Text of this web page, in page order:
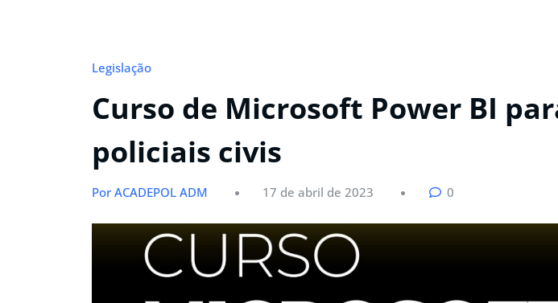
Legislação
Curso de Microsoft Power BI
policiais civis
Por ACADEPOL ADM 17 de abril de 2023 0